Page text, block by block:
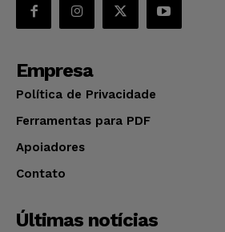
Empresa
Política de Privacidade
Ferramentas para PDF
Apoiadores
Contato
Últimas notícias